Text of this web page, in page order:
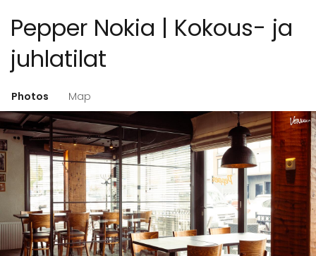
Add your venue
Pepper Nokia | Kokous- ja
juhlatilat
Photos Map